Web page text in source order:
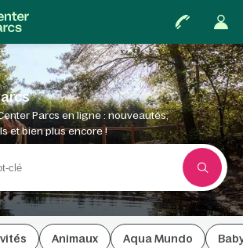
Parcs en ligne : nouveautés,
et bien plus encore !
Animaux Aqua Mundo